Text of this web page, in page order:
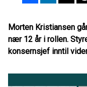
Morten Kristiansen
nær 12 år i rollen.
konsernsjef inntil